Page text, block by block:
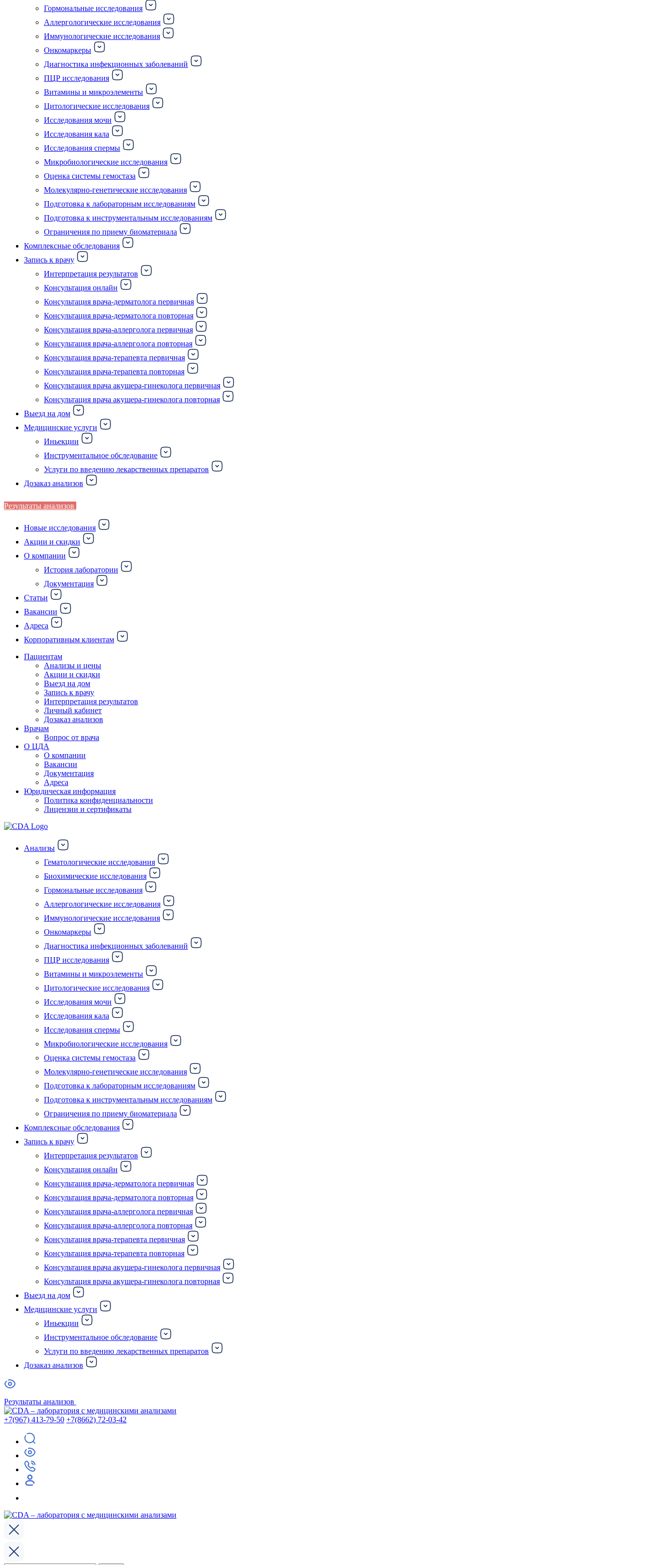
Гормональные исследования
Аллергологические исследования
Иммунологические исследования
Онкомаркеры
Диагностика инфекционных заболеваний
ПЦР исследования
Витамины и микроэлементы
Цитологические исследования
Исследования мочи
Исследования кала
Исследования спермы
Микробиологические исследования
Оценка системы гемостаза
Молекулярно-генетические исследования
Подготовка к лабораторным исследованиям
Подготовка к инструментальным исследованиям
Ограничения по приему биоматериала
Комплексные обследования
Запись к врачу
Интерпретация результатов
Консультация онлайн
Консультация врача-дерматолога первичная
Консультация врача-дерматолога повторная
Консультация врача-аллерголога первичная
Консультация врача-аллерголога повторная
Консультация врача-терапевта первичная
Консультация врача-терапевта повторная
Консультация врача акушера-гинеколога первичная
Консультация врача акушера-гинеколога повторная
Выезд на дом
Медицинские услуги
Иньекции
Инструментальное обследование
Услуги по введению лекарственных препаратов
Дозаказ анализов
Результаты анализов
Новые исследования
Акции и скидки
О компании
История лаборатории
Документация
Статьи
Вакансии
Адреса
Корпоративным клиентам
Пациентам
Анализы и цены
Акции и скидки
Выезд на дом
Запись к врачу
Интерпретация результатов
Личный кабинет
Дозаказ анализов
Врачам
Вопрос от врача
О ЦДА
О компании
Вакансии
Документация
Адреса
Юридическая информация
Политика конфиденциальности
Лицензии и сертификаты
Анализы
Гематологические исследования
Биохимические исследования
Гормональные исследования
Аллергологические исследования
Иммунологические исследования
Онкомаркеры
Диагностика инфекционных заболеваний
ПЦР исследования
Витамины и микроэлементы
Цитологические исследования
Исследования мочи
Исследования кала
Исследования спермы
Микробиологические исследования
Оценка системы гемостаза
Молекулярно-генетические исследования
Подготовка к лабораторным исследованиям
Подготовка к инструментальным исследованиям
Ограничения по приему биоматериала
Комплексные обследования
Запись к врачу
Интерпретация результатов
Консультация онлайн
Консультация врача-дерматолога первичная
Консультация врача-дерматолога повторная
Консультация врача-аллерголога первичная
Консультация врача-аллерголога повторная
Консультация врача-терапевта первичная
Консультация врача-терапевта повторная
Консультация врача акушера-гинеколога первичная
Консультация врача акушера-гинеколога повторная
Выезд на дом
Медицинские услуги
Иньекции
Инструментальное обследование
Услуги по введению лекарственных препаратов
Дозаказ анализов
Результаты анализов
+7(967) 413-79-50 +7(8662) 72-03-42